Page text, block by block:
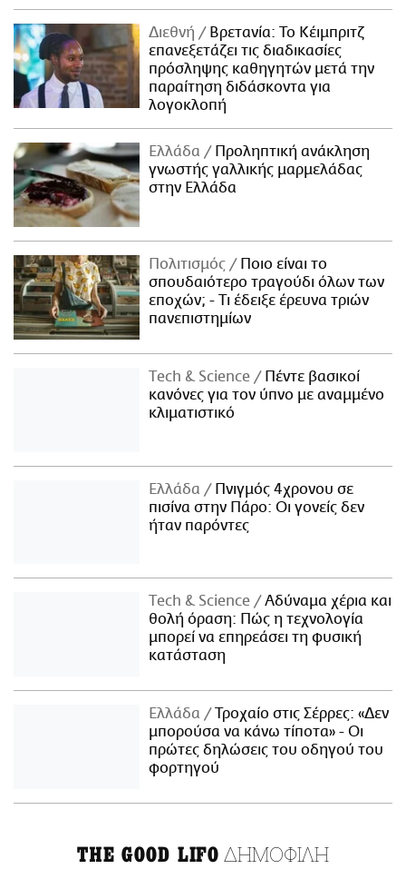
Διεθνή
Βρετανία: Το Κέιμπριτζ
επανεξετάζει τις διαδικασίες
πρόσληψης καθηγητών μετά την
παραίτηση διδάσκοντα για
λογοκλοπή
Ελλάδα
Προληπτική ανάκληση
γνωστής γαλλικής μαρμελάδας
στην Ελλάδα
Πολιτισμός
Ποιο είναι το
σπουδαιότερο τραγούδι όλων των
εποχών; - Τι έδειξε έρευνα τριών
πανεπιστημίων
Τech & Science
Πέντε βασικοί
κανόνες για τον ύπνο με αναμμένο
κλιματιστικό
Ελλάδα
Πνιγμός 4χρονου σε
πισίνα στην Πάρο: Οι γονείς δεν
ήταν παρόντες
Τech & Science
Αδύναμα χέρια και
θολή όραση: Πώς η τεχνολογία
μπορεί να επηρεάσει τη φυσική
κατάσταση
Ελλάδα
Τροχαίο στις Σέρρες: «Δεν
μπορούσα να κάνω τίποτα» - Οι
πρώτες δηλώσεις του οδηγού του
φορτηγού
THE GOOD LIFO ΔΗΜΟΦΙΛΗ